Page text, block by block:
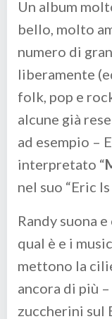
Un album
bello, molto
numero di
liberamente
folk, pop e
alcune già
ad esempio –
interpretato “
nel suo “Eric
Randy suona
qual è e i
mettono la
ancora di più
zuccherini sul